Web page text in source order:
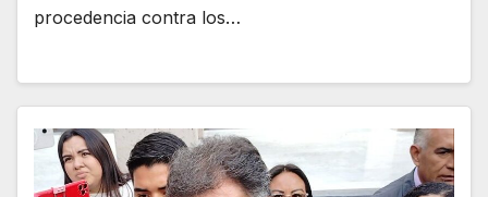
procedencia contra los…